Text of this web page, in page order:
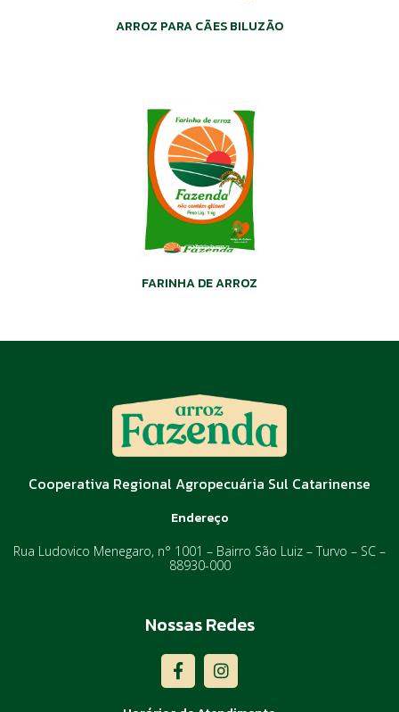
ARROZ PARA CÃES BILUZÃO
FARINHA DE ARROZ
Cooperativa Regional Agropecuária Sul Catarinense
Endereço
Rua Ludovico Menegaro, n° 1001 – Bairro São Luiz – Turvo – SC –
88930-000
Nossas Redes
F
a
c
I
n
s